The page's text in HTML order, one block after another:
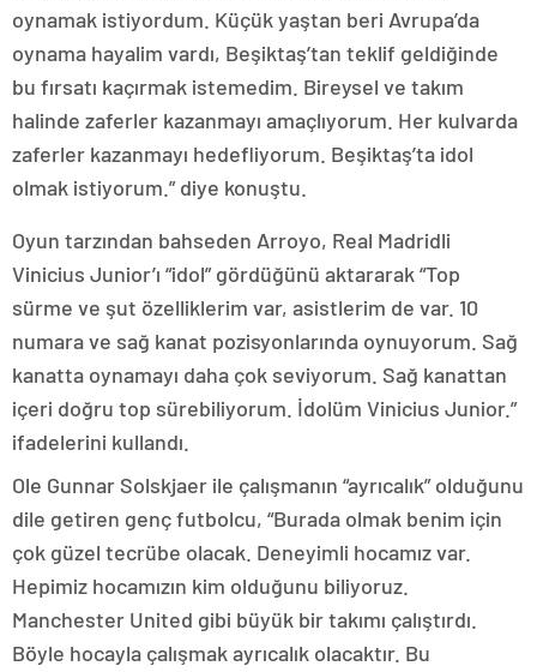
oynamak istiyordum. Küçük yaştan beri Avrupa’da
oynama hayalim vardı, Beşiktaş’tan teklif geldiğinde
bu fırsatı kaçırmak istemedim. Bireysel ve takım
halinde zaferler kazanmayı amaçlıyorum. Her kulvarda
zaferler kazanmayı hedefliyorum. Beşiktaş’ta idol
olmak istiyorum.” diye konuştu.
Oyun tarzından bahseden Arroyo, Real Madridli
Vinicius Junior’ı “idol” gördüğünü aktararak “Top
sürme ve şut özelliklerim var, asistlerim de var. 10
numara ve sağ kanat pozisyonlarında oynuyorum. Sağ
kanatta oynamayı daha çok seviyorum. Sağ kanattan
içeri doğru top sürebiliyorum. İdolüm Vinicius Junior.”
ifadelerini kullandı.
Ole Gunnar Solskjaer ile çalışmanın “ayrıcalık” olduğunu
dile getiren genç futbolcu, “Burada olmak benim için
çok güzel tecrübe olacak. Deneyimli hocamız var.
Hepimiz hocamızın kim olduğunu biliyoruz.
Manchester United gibi büyük bir takımı çalıştırdı.
Böyle hocayla çalışmak ayrıcalık olacaktır. Bu